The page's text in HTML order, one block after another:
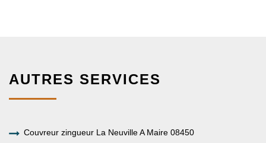
AUTRES SERVICES
Couvreur zingueur La Neuville A Maire 08450